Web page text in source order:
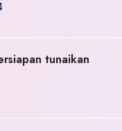
tunaikan